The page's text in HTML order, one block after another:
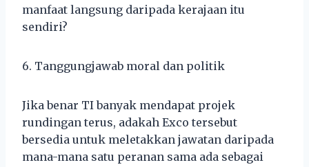
manfaat langsung daripada kerajaan itu
sendiri?
6. Tanggungjawab moral dan politik
Jika benar TI banyak mendapat projek
rundingan terus, adakah Exco tersebut
bersedia untuk meletakkan jawatan daripada
mana-mana satu peranan sama ada sebagai